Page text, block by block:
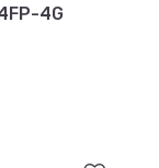
4G